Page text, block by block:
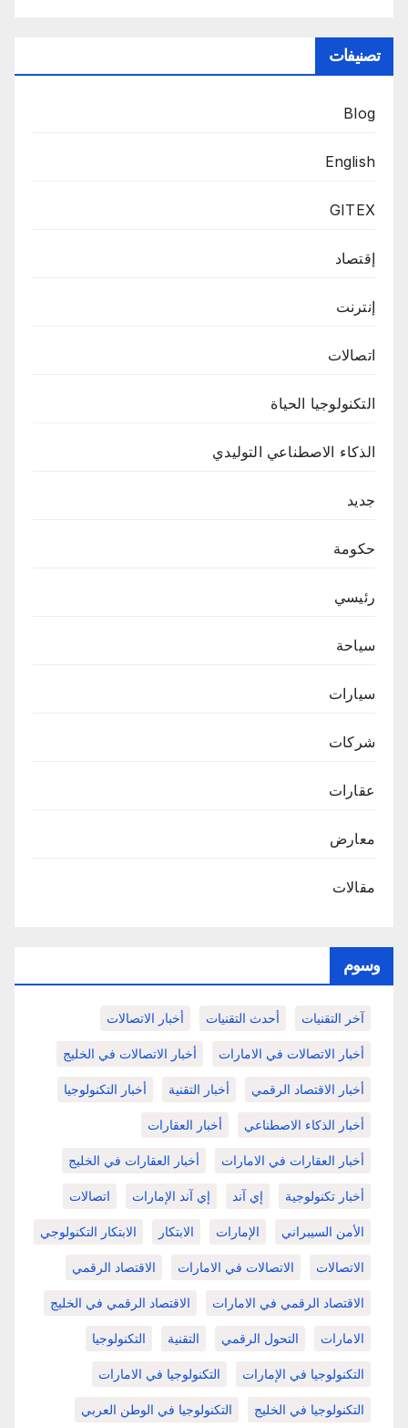
تصنيفات
Blog
English
GITEX
إقتصاد
إنترنت
اتصالات
التكنولوجيا الحياة
الذكاء الاصطناعي التوليدي
جديد
حكومة
رئيسي
سياحة
سيارات
شركات
عقارات
معارض
مقالات
وسوم
آخر التقنيات أحدث التقنيات أخبار الاتصالات
أخبار الاتصالات في الامارات أخبار الاتصالات في الخليج
أخبار الاقتصاد الرقمي أخبار التقنية أخبار التكنولوجيا
أخبار الذكاء الاصطناعي أخبار العقارات
أخبار العقارات في الامارات أخبار العقارات في الخليج
أخبار تكنولوجية إي آند إي آند الإمارات اتصالات
الأمن السيبراني الإمارات الابتكار الابتكار التكنولوجي
الاتصالات الاتصالات في الامارات الاقتصاد الرقمي
الاقتصاد الرقمي في الامارات الاقتصاد الرقمي في الخليج
الامارات التحول الرقمي التقنية التكنولوجيا
التكنولوجيا في الإمارات التكنولوجيا في الامارات
التكنولوجيا في الخليج التكنولوجيا في الوطن العربي